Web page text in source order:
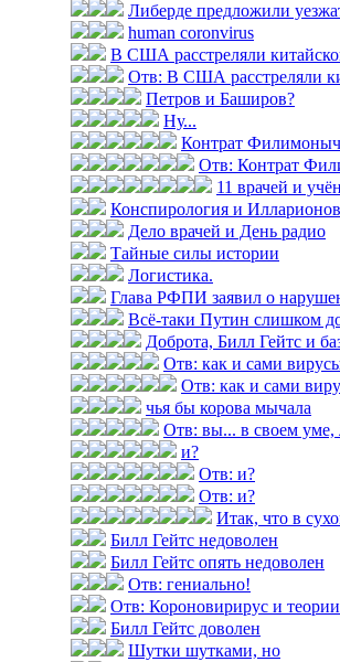
Либерде предложили
human coronvirus
В США расстреляли
Отв: В США расстреляли
Петров и Баширов?
Ну...
Контрат
Отв: Контрат
11 врачей и
Конспирология и Илларионов
Дело врачей и День радио
Тайные силы истории
Логистика.
Глава РФПИ заявил о
Всё-таки Путин слишком
Доброта, Билл Гейтс и
Отв: как и сами
Отв: как и сами
чья бы корова мычала
Отв: вы... в своем уме,
и?
Отв: и?
Отв: и?
Итак, что в
Билл Гейтс недоволен
Билл Гейтс опять недоволен
Отв: гениально!
Отв: Короновирирус и теории
Билл Гейтс доволен
Шутки шутками, но